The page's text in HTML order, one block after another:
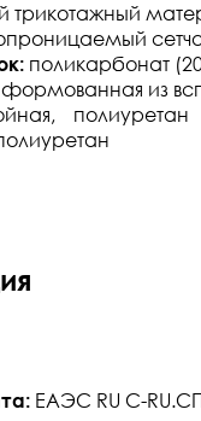
трикотажный
поликарбонат
формованная из
ЕАЭС RU C-